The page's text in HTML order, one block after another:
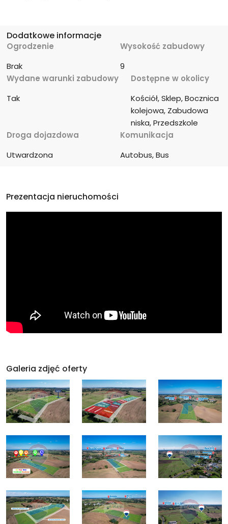
Dodatkowe informacje
Ogrodzenie
Brak
Wysokość zabudowy
9
Wydane warunki zabudowy
Tak
Dostępne w okolicy
Kościół, Sklep, Bocznica
kolejowa, Zabudowa
niska, Przedszkole
Droga dojazdowa
Utwardzona
Komunikacja
Autobus, Bus
Prezentacja nieruchomości
Galeria zdjęć oferty